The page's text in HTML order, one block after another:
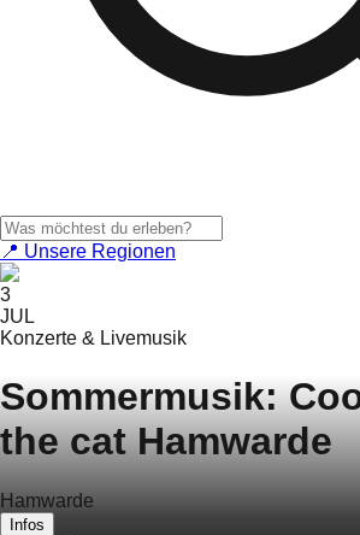
📍 Unsere Regionen
3
JUL
Konzerte & Livemusik
Sommermusik:
the cat Hamwarde
Hamwarde
Infos